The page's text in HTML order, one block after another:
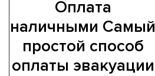
Оплата
наличными Самый
простой способ
оплаты эвакуации